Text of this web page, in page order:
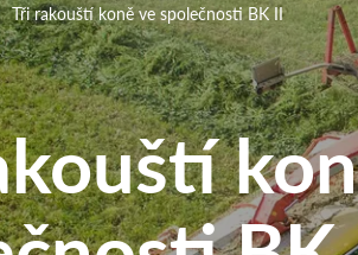
Tři rakouští koně ve společnosti BK II